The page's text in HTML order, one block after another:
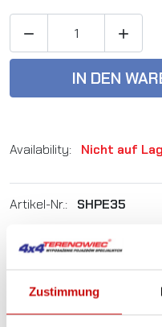
Zustimmung
 
IN DEN
Availability: Nicht auf
Artikel-Nr.: SHPE35
Sie sind sich nicht
wir beraten Sie
phone+48 12 266 27